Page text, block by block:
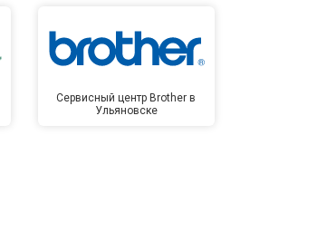
Сервисный центр Brother в
Ульяновске